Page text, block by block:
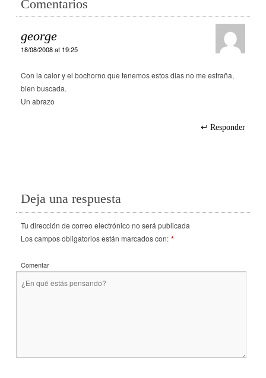
Comentarios
george
18/08/2008 at 19:25
Con la calor y el bochorno que tenemos estos dias no me estraña,
bien buscada.
Un abrazo
Responder
Deja una respuesta
Tu dirección de correo electrónico no será publicada
Los campos obligatorios están marcados con: *
Comentar